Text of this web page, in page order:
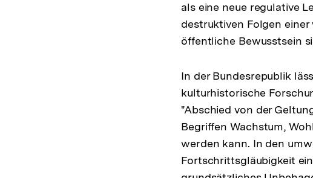
als eine neue regulative
destruktiven Folgen
öffentliche Bewusstsein
In der Bundesrepublik
kulturhistorische
"Abschied von der
Begriffen Wachstum,
werden kann. In den
Fortschrittsgläubigkeit